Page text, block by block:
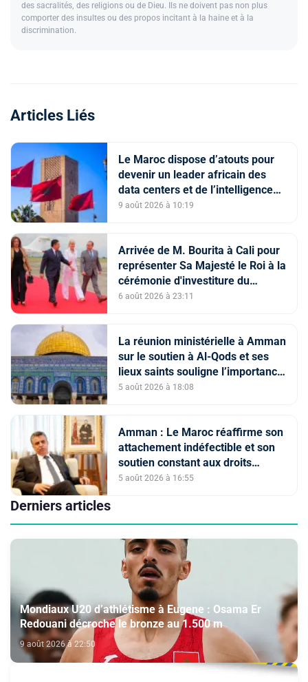
des sacralités, des religions ou de Dieu. Ils ne doivent pas non plus
comporter des insultes ou des propos incitant à la haine et à la
discrimination.
Articles Liés
Le Maroc dispose d’atouts pour
devenir un leader africain des
data centers et de l’intelligence
artificielle (The conversation)
9 août 2026 à 10:19
Arrivée de M. Bourita à Cali pour
représenter Sa Majesté le Roi à la
cérémonie d'investiture du
nouveau président colombien
6 août 2026 à 23:11
La réunion ministérielle à Amman
sur le soutien à Al-Qods et ses
lieux saints souligne l’importance
du rôle du Comité Al Qods
5 août 2026 à 18:08
Amman : Le Maroc réaffirme son
attachement indéfectible et son
soutien constant aux droits
légitimes du peuple palestinien
5 août 2026 à 16:55
Derniers articles
Mondiaux U20 d’athlétisme à Eugene : Osama Er
Redouani décroche le bronze au 1.500 m
9 août 2026 à 22:50